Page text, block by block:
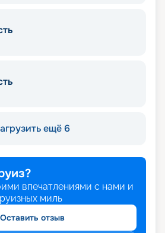
ещё 6
впечатлениями с нами и
миль
Оставить отзыв